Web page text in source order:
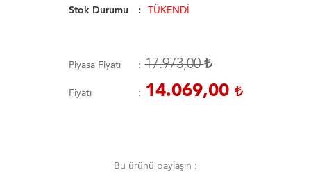
Stok Durumu
TÜKENDİ
Piyasa Fiyatı 17.973,00
Fiyatı 14.069,00
Bu ürünü paylaşın :